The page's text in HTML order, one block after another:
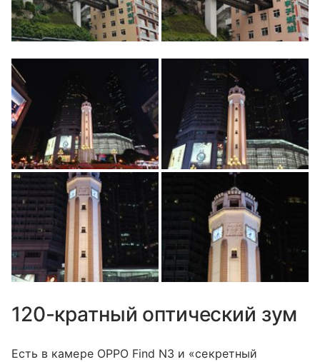
120-кратный оптический зум
Есть в камере OPPO Find N3 и «секретный